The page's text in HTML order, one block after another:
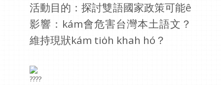
活動目的：探討雙語國家政策可能ê
影響：kám會危害台灣本土語文？
維持現狀kám tio̍h khah hó？